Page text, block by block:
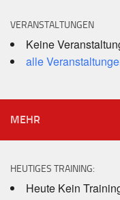
VERANSTALTUNGEN
Keine
alle
MEHR
HEUTIGES TRAINING:
Heute Kein